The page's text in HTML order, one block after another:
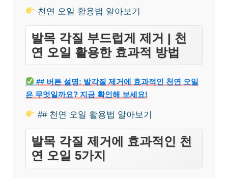
천연 오일 활용법 알아보기
발목 각질 부드럽게 제거 | 천
연 오일 활용한 효과적 방법
## 버튼 설명: 발각질 제거에 효과적인 천연 오일
은 무엇일까요? 지금 확인해 보세요!
## 천연 오일 활용법 알아보기
발목 각질 제거에 효과적인 천
연 오일 5가지